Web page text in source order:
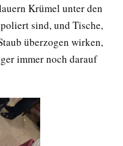
Krümel unter den
sind, und Tische,
überzogen wirken,
immer noch darauf